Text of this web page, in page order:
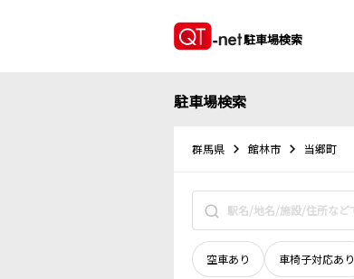
駐車場検索
駐車場検索
群馬県 館林市 当郷町
空車あり 車椅子対応あり